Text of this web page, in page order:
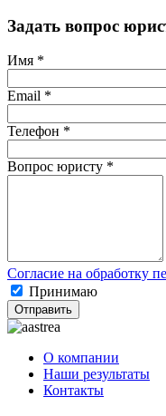
Задать вопрос
Имя *
Email *
Телефон *
Вопрос юристу *
Согласие на обработку
Принимаю
Отправить
О компании
Наши результаты
Контакты